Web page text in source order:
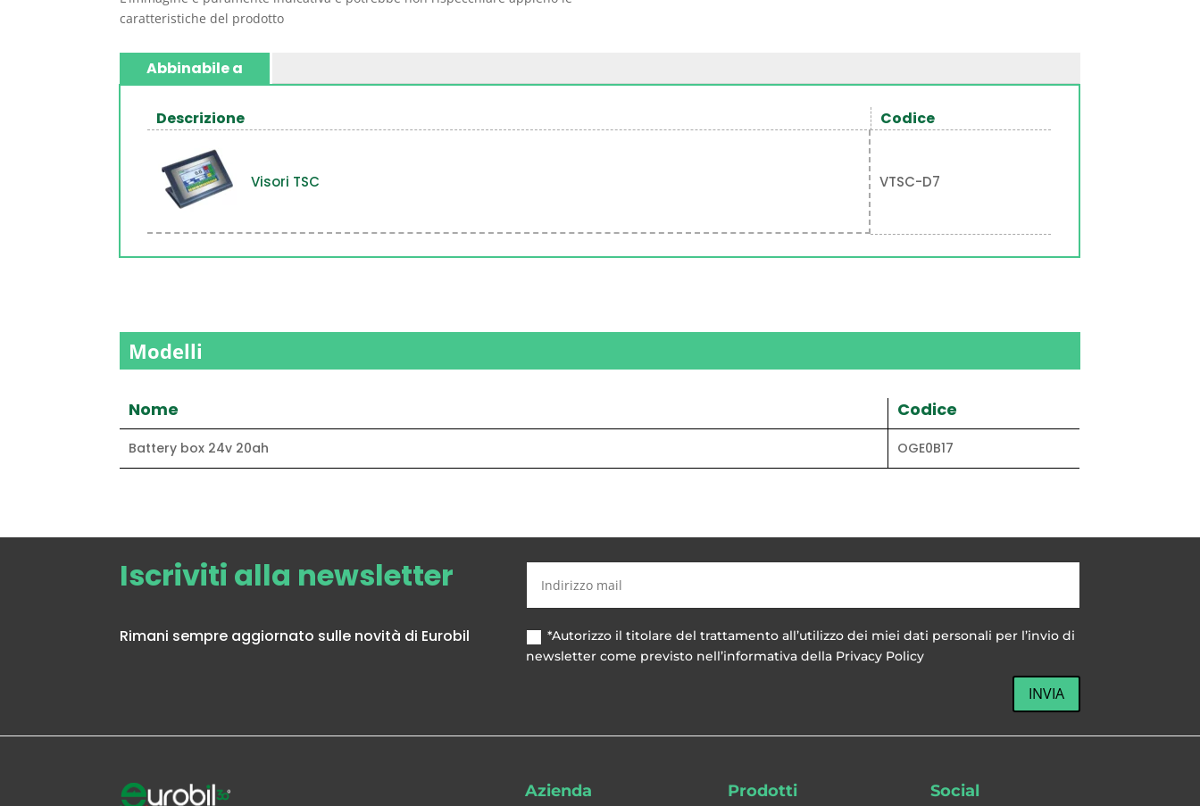
caratteristiche del prodotto
Abbinabile a
Descrizione Codice
Visori TSC VTSC-D7
Modelli
Nome Codice
Battery box 24v 20ah OGE0B17
Iscriviti alla newsletter
Rimani sempre aggiornato sulle novità di Eurobil
*Autorizzo il titolare del trattamento all’utilizzo dei miei dati personali per l’invio di
newsletter come previsto nell’informativa della Privacy Policy
INVIA
Azienda Prodotti Social